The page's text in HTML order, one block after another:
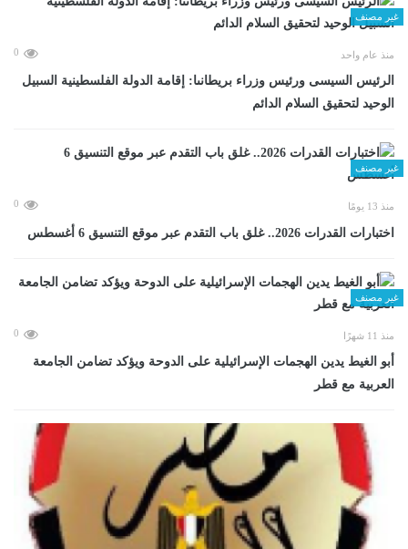
غير مصنف
منذ عام واحد 0
الرئيس السيسى ورئيس وزراء بريطانىا: إقامة الدولة الفلسطينية السبيل
الوحيد لتحقيق السلام الدائم
غير مصنف
منذ 13 يومًا 0
اختبارات القدرات 2026.. غلق باب التقدم عبر موقع التنسيق 6 أغسطس
غير مصنف
منذ 11 شهرًا 0
أبو الغيط يدين الهجمات الإسرائيلية على الدوحة ويؤكد تضامن الجامعة
العربية مع قطر